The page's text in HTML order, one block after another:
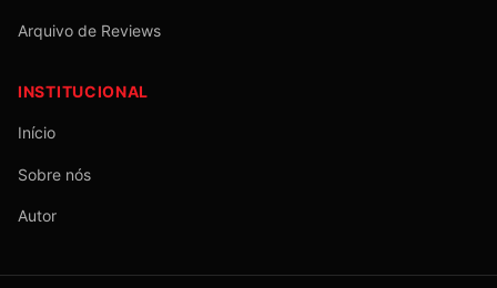
Arquivo de Reviews
INSTITUCIONAL
Início
Sobre nós
Autor